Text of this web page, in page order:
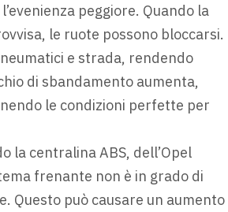
peggiore. Quando la
le ruote possono bloccarsi.
e strada, rendendo
di sbandamento aumenta,
le condizioni perfette per
la centralina ABS, dell’Opel
frenante non è in grado di
Questo può causare un aumento